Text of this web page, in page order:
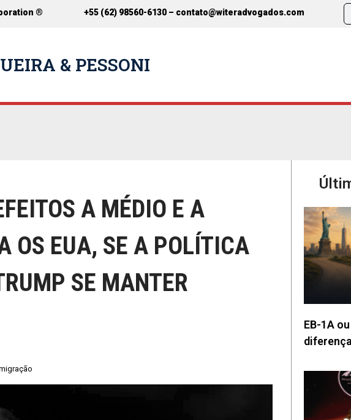
® +55 (62) 98560-6130 – contato@witeradvogados.com
& PESSONI
A MÉDIO E A
OS EUA, SE A POLÍTICA
SE MANTER
EB-1A